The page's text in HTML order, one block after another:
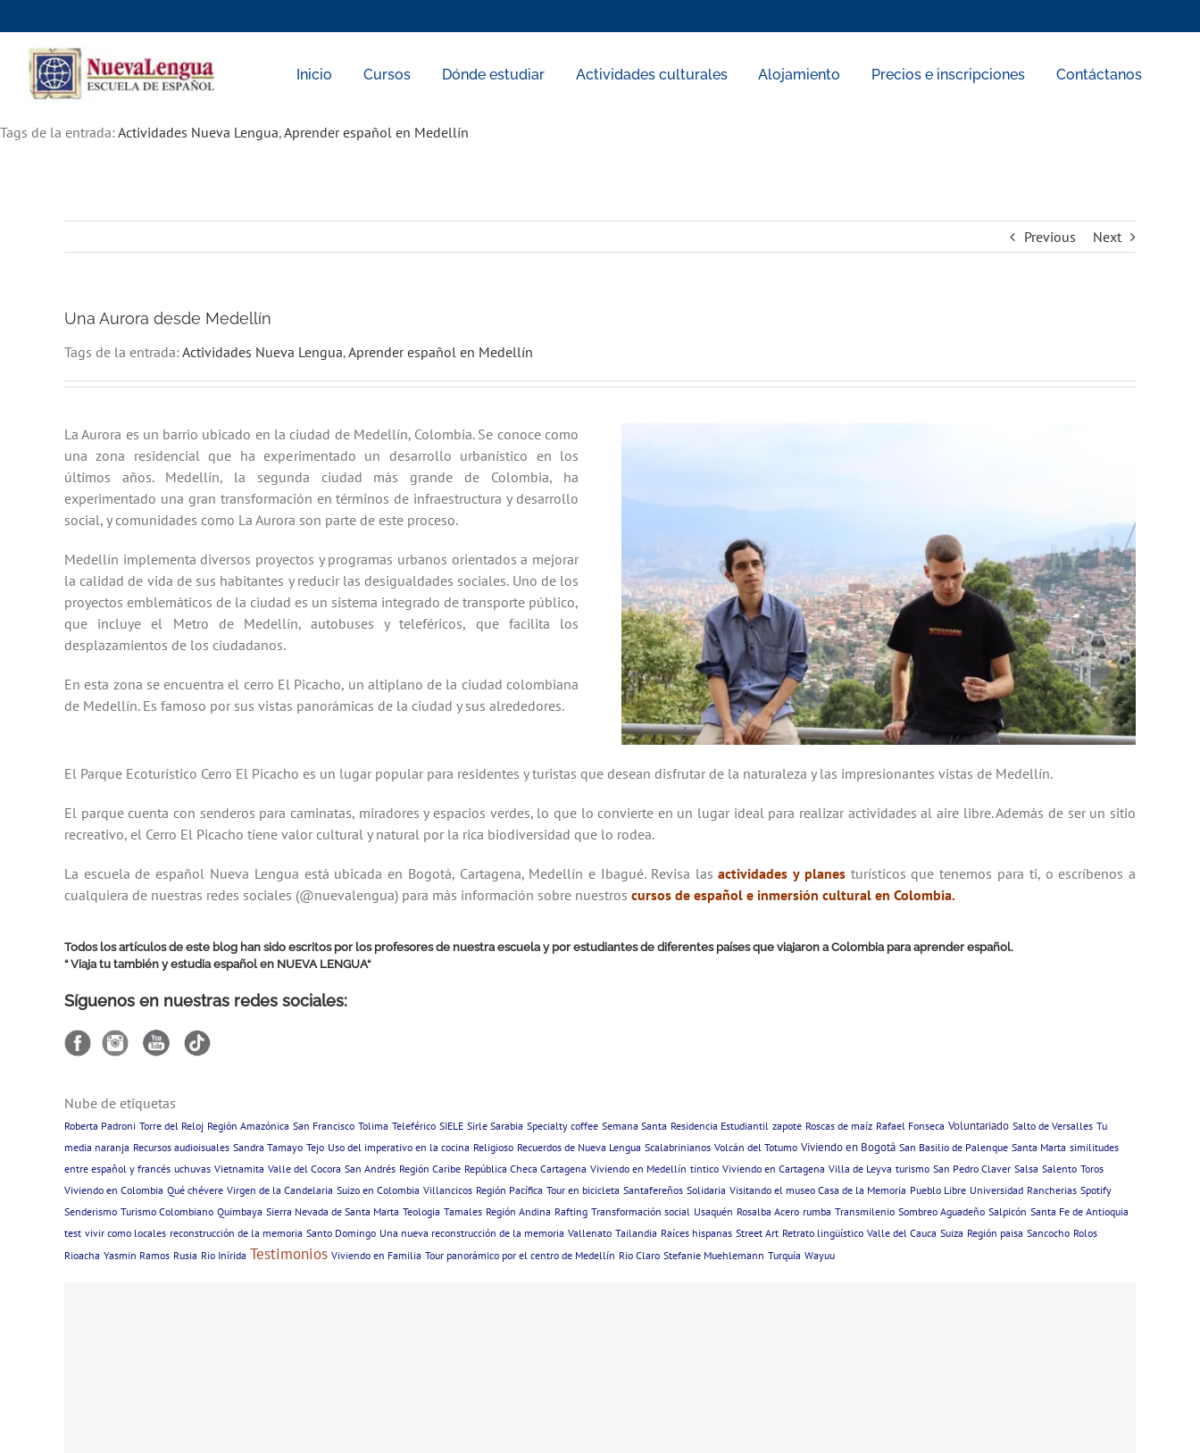
to
content
Inicio Cursos Dónde estudiar Actividades culturales Alojamiento Precios e inscripciones Contáctanos
Tags de la entrada: Actividades Nueva Lengua,Aprender español en Medellín
Previous Next
Una Aurora desde Medellín
Tags de la entrada: Actividades Nueva Lengua,Aprender español en Medellín
La Aurora es un barrio ubicado en la ciudad de Medellín, Colombia. Se conoce como
una zona residencial que ha experimentado un desarrollo urbanístico en los
últimos años. Medellín, la segunda ciudad más grande de Colombia, ha
experimentado una gran transformación en términos de infraestructura y desarrollo
social, y comunidades como La Aurora son parte de este proceso.
Medellín implementa diversos proyectos y programas urbanos orientados a mejorar
la calidad de vida de sus habitantes y reducir las desigualdades sociales. Uno de los
proyectos emblemáticos de la ciudad es un sistema integrado de transporte público,
que incluye el Metro de Medellín, autobuses y teleféricos, que facilita los
desplazamientos de los ciudadanos.
En esta zona se encuentra el cerro El Picacho, un altiplano de la ciudad colombiana
de Medellín. Es famoso por sus vistas panorámicas de la ciudad y sus alrededores.
El Parque Ecoturístico Cerro El Picacho es un lugar popular para residentes y turistas que desean disfrutar de la naturaleza y las impresionantes vistas de Medellín.
El parque cuenta con senderos para caminatas, miradores y espacios verdes, lo que lo convierte en un lugar ideal para realizar actividades al aire libre. Además de ser un sitio
recreativo, el Cerro El Picacho tiene valor cultural y natural por la rica biodiversidad que lo rodea.
La escuela de español Nueva Lengua está ubicada en Bogotá, Cartagena, Medellín e Ibagué. Revisa las actividades y planesturísticos que tenemos para ti, o escríbenos a
cualquiera de nuestras redes sociales (@nuevalengua) para más información sobre nuestros cursos de español e inmersión cultural en Colombia.
Todos los artículos de este blog han sido escritos por los profesores de nuestra escuela y por estudiantes de diferentes países que viajaron a Colombia para aprender español.
“ Viaja tu también y estudia español en NUEVA LENGUA“
Síguenos en nuestras redes sociales:
Nube de etiquetas
Roberta Padroni Torre del Reloj Región Amazónica San Francisco Tolima Teleférico SIELE Sirle Sarabia Specialty coffee Semana Santa Residencia Estudiantil zapote Roscas de maíz Rafael Fonseca Voluntariado Salto de Versalles Tu
media naranja Recursos audioisuales Sandra Tamayo Tejo Uso del imperativo en la cocina Religioso Recuerdos de Nueva Lengua Scalabrinianos Volcán del Totumo Viviendo en Bogotá San Basilio de Palenque Santa Marta similitudes
entre español y francés uchuvas Vietnamita Valle del Cocora San Andrés Región Caribe República Checa Cartagena Viviendo en Medellín tintico Viviendo en Cartagena Villa de Leyva turismo San Pedro Claver Salsa Salento Toros
Viviendo en Colombia Qué chévere Virgen de la Candelaria Suizo en Colombia Villancicos Región Pacífica Tour en bicicleta Santafereños Solidaria Visitando el museo Casa de la Memoria Pueblo Libre Universidad Rancherias Spotify
Senderismo Turismo Colombiano Quimbaya Sierra Nevada de Santa Marta Teologia Tamales Región Andina Rafting Transformación social Usaquén Rosalba Acero rumba Transmilenio Sombreo Aguadeño Salpicón Santa Fe de Antioquia
test vivir como locales reconstrucción de la memoria Santo Domingo Una nueva reconstrucción de la memoria Vallenato Tailandia Raíces hispanas Street Art Retrato lingüístico Valle del Cauca Suiza Región paisa Sancocho Rolos
Rioacha Yasmin Ramos Rusia Rio Inírida Testimonios Viviendo en Familia Tour panorámico por el centro de Medellín Rio Claro Stefanie Muehlemann Turquía Wayuu